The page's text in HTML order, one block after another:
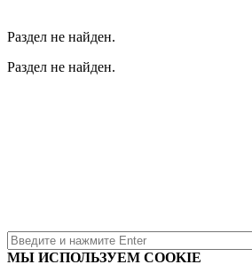
Раздел не найден.
Раздел не найден.
МЫ ИСПОЛЬЗУЕМ COOKIE